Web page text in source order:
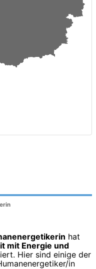
hat
mit Energie und
Hier sind einige der
in